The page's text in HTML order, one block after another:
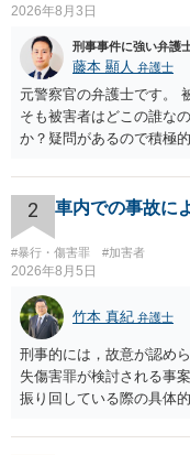
2026年8月3日
刑事事件に強い弁護
藤本 顯人 弁護士
元警察官の弁護士です。
そも被害者はどこの誰な
か？疑問があるので積極
2 車内での事故に
#暴行・傷害罪 #加害者
2026年8月5日
竹本 真紀 弁護士
刑事的には，故意が認め
失傷害罪が検討される事
振り回している際の具体
過失でも該当するでしょ